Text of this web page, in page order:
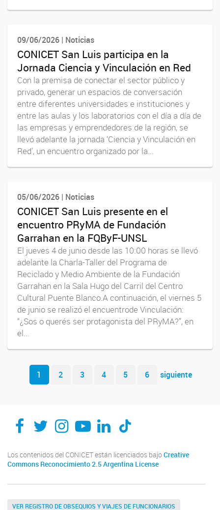
09/06/2026 | Noticias
CONICET San Luis participa en la
Jornada Ciencia y Vinculación en Red
Con la premisa de conectar el sector público y
privado, generar un espacios de conversación
entre diferentes universidades e instituciones y
entre las aulas y los laboratorios con el día a día de
las empresas y emprendedores de la región, se
llevó adelante la jornada ‘Ciencia y Vinculación en
Red’, un encuentro organizado por la...
05/06/2026 | Noticias
CONICET San Luis presente en el
encuentro PRyMA de Fundación
Garrahan en la FQByF-UNSL
El jueves 4 de junio desde las 10:00 horas se llevó
adelante la Charla-Taller del Programa de
Reciclado y Medio Ambiente de la Fundación
Garrahan en la Sala Hugo del Carril del Centro
Cultural Puente Blanco.A continuación, el viernes 5
de junio se realizó el encuentrode Vinculación:
“¿Sos o querés ser protagonista del PRyMA?”, en
el...
Navegador de artículos
1 2 3 4 5 6 siguiente
Los contenidos del CONICET están licenciados bajo Creative
Commons Reconocimiento 2.5 Argentina License
VER REGISTRO DE OBSEQUIOS Y VIAJES DE FUNCIONARIOS